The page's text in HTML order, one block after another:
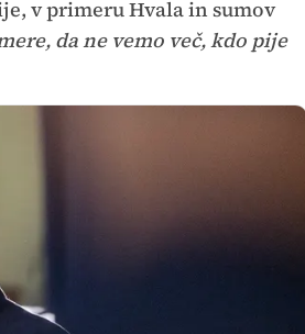
v primeru Hvala in sumov
da ne vemo več, kdo pije